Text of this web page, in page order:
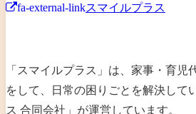
fa-external-linkスマイルプラス
「スマイルプラス」は、 家事・育児
をして、日常の困りごとを解決して
ス 合同会社 」が運営しています。